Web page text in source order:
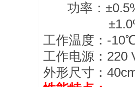
功率：
±1.0%（
工作温度：-
工作电源：220
外形尺寸：